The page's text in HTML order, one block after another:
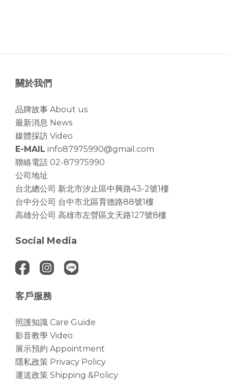
關於我們
品牌故事 About us
最新消息 News
媒體採訪 Video
E-MAIL info87975990@gmail.com
聯絡電話 02-87975990
公司地址
台北總公司 新北市汐止區中興路43-2號1樓
台中分公司 台中市北區育德路88號1樓
高雄分公司 高雄市左營區文天路127號8樓
Social Media
客戶服務
照護知識 Care Guide
影音教學 Video
展示預約 Appointment
隱私政策 Privacy Policy
運送政策 Shipping &Policy